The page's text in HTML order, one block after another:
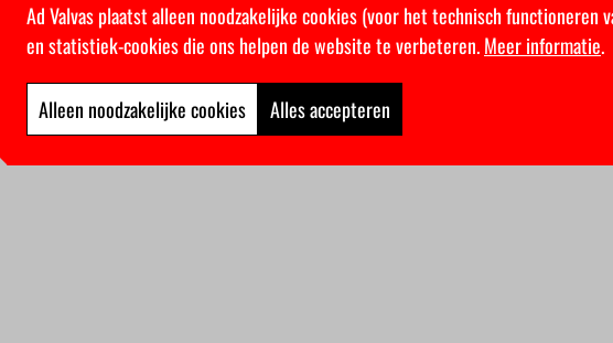
Ad Valvas plaatst alleen noodzakelijke cookies (voor het technisch functioneren
en statistiek-cookies die ons helpen de website te verbeteren.Meer informatie.
Alleen noodzakelijke cookies Alles accepteren